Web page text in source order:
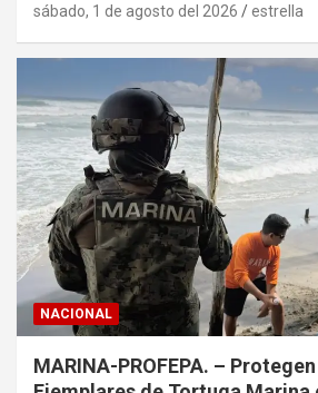
sábado, 1 de agosto del 2026 estrella
NACIONAL
MARINA-PROFEPA. –